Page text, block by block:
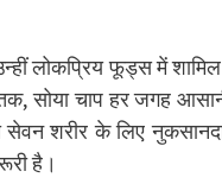
लोकप्रिय फूड्स में शामिल
सोया चाप हर जगह
सेवन शरीर के लिए
है।